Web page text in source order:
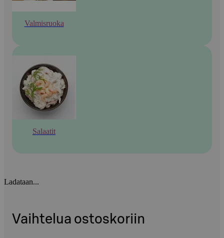
Valmisruoka
Salaatit
Ladataan...
Vaihtelua ostoskoriin